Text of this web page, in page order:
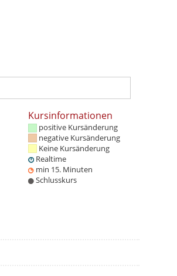
Kursinformationen
positive Kursänderung
negative Kursänderung
Keine Kursänderung
Realtime
min 15. Minuten
Schlusskurs